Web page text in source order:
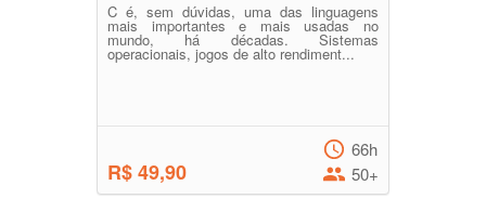
C é, sem dúvidas, uma das linguagens
mais importantes e mais usadas no
mundo, há décadas. Sistemas
operacionais, jogos de alto rendiment...
R$ 49,90
66h
50+